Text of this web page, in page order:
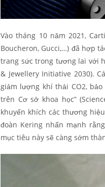
Vào tháng 10 năm 2021,
Boucheron, Gucci,…) đã hợp
trang sức trong tương lai với
& Jewellery Initiative 2030).
giảm lượng khí thải CO2,
trên Cơ sở khoa học”
khuyến khích các thương
đoàn Kering nhấn mạnh
mục tiêu này sẽ càng sớm